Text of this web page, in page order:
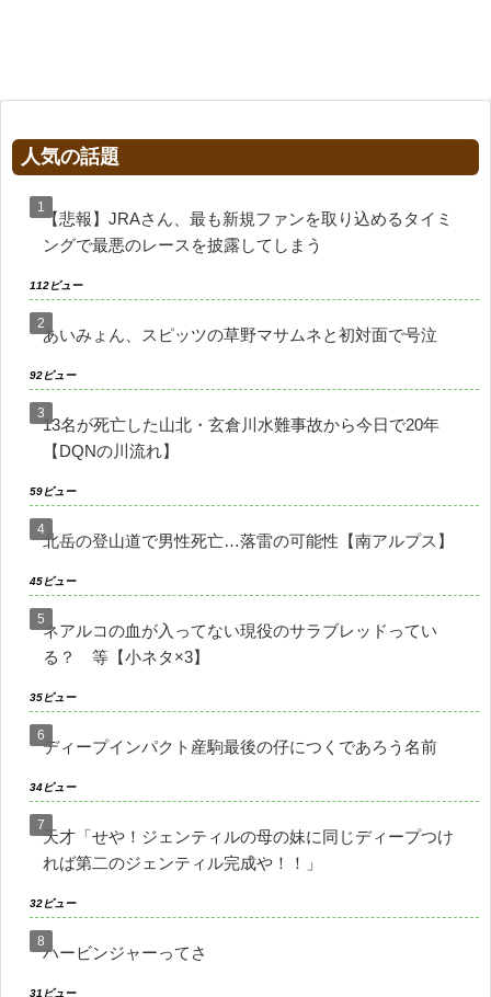
人気の話題
【悲報】JRAさん、最も新規ファンを取り込めるタイミ
ングで最悪のレースを披露してしまう
112ビュー
あいみょん、スピッツの草野マサムネと初対面で号泣
92ビュー
13名が死亡した山北・玄倉川水難事故から今日で20年
【DQNの川流れ】
59ビュー
北岳の登山道で男性死亡…落雷の可能性【南アルプス】
45ビュー
ネアルコの血が入ってない現役のサラブレッドってい
る？ 等【小ネタ×3】
35ビュー
ディープインパクト産駒最後の仔につくであろう名前
34ビュー
天才「せや！ジェンティルの母の妹に同じディープつけ
れば第二のジェンティル完成や！！」
32ビュー
ハービンジャーってさ
31ビュー